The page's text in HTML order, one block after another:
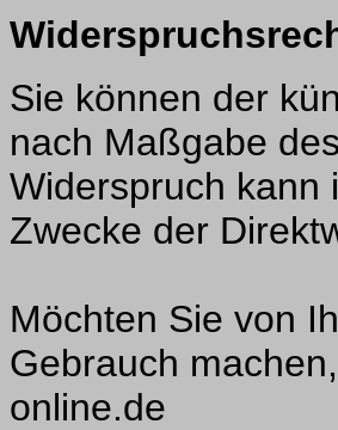
Sie können der
nach Maßgabe
Widerspruch kann
Zwecke der
Möchten Sie von
Gebrauch
online.de